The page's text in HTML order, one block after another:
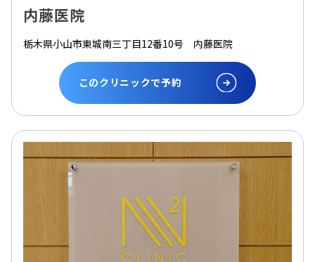
内藤医院
栃木県小山市東城南三丁目12番10号 内藤医院
このクリニックで予約